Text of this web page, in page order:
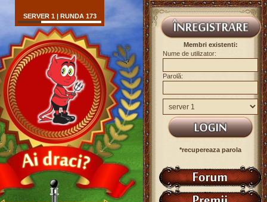
SERVER 1 | RUNDA 173
Membri existenti:
Nume de utilizator:
Parolă:
*recupereaza parola